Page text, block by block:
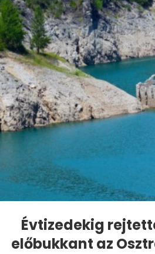
Évtizedekig
előbukkant az